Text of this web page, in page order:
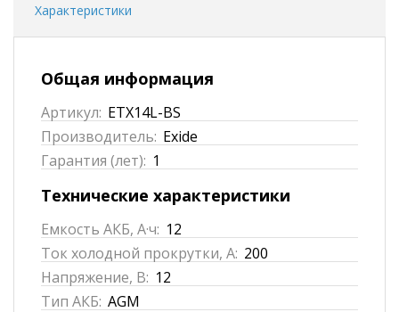
Характеристики
Общая информация
Артикул: ETX14L-BS
Производитель: Exide
Гарантия (лет): 1
Технические характеристики
Емкость АКБ, А·ч: 12
Ток холодной прокрутки, А: 200
Напряжение, В: 12
Тип АКБ: AGM